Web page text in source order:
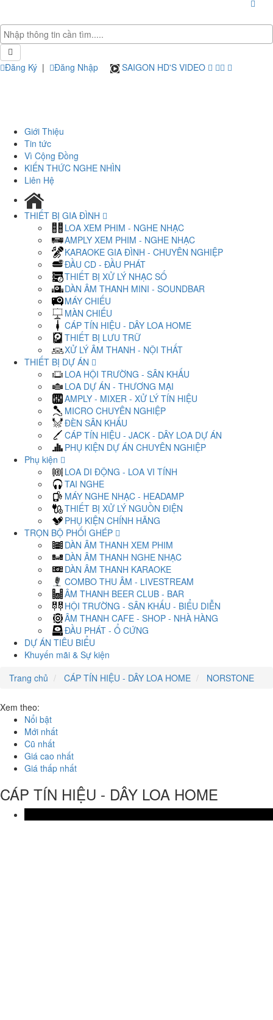
Đăng Ký | Đăng Nhập SAIGON HD'S VIDEO
Giới Thiệu
Tin tức
Vì Cộng Đồng
KIẾN THỨC NGHE NHÌN
Liên Hệ
THIẾT BỊ GIA ĐÌNH
LOA XEM PHIM - NGHE NHẠC
AMPLY XEM PHIM - NGHE NHẠC
KARAOKE GIA ĐÌNH - CHUYÊN NGHIỆP
ĐẦU CD - ĐẦU PHÁT
THIẾT BỊ XỬ LÝ NHẠC SỐ
DÀN ÂM THANH MINI - SOUNDBAR
MÁY CHIẾU
MÀN CHIẾU
CÁP TÍN HIỆU - DÂY LOA HOME
THIẾT BỊ LƯU TRỮ
XỬ LÝ ÂM THANH - NỘI THẤT
THIẾT BỊ DỰ ÁN
LOA HỘI TRƯỜNG - SÂN KHẤU
LOA DỰ ÁN - THƯƠNG MẠI
AMPLY - MIXER - XỬ LÝ TÍN HIỆU
MICRO CHUYÊN NGHIỆP
ĐÈN SÂN KHẤU
CÁP TÍN HIỆU - JACK - DÂY LOA DỰ ÁN
PHỤ KIỆN DỰ ÁN CHUYÊN NGHIỆP
Phụ kiện
LOA DI ĐỘNG - LOA VI TÍNH
TAI NGHE
MÁY NGHE NHẠC - HEADAMP
THIẾT BỊ XỬ LÝ NGUỒN ĐIỆN
PHỤ KIỆN CHÍNH HÃNG
TRỌN BỘ PHỐI GHÉP
DÀN ÂM THANH XEM PHIM
DÀN ÂM THANH NGHE NHẠC
DÀN ÂM THANH KARAOKE
COMBO THU ÂM - LIVESTREAM
ÂM THANH BEER CLUB - BAR
HỘI TRƯỜNG - SÂN KHẤU - BIỂU DIỄN
ÂM THANH CAFE - SHOP - NHÀ HÀNG
ĐẦU PHÁT - Ổ CỨNG
DỰ ÁN TIÊU BIỂU
Khuyến mãi & Sự kiện
Trang chủ
CÁP TÍN HIỆU - DÂY LOA HOME NORSTONE
Xem theo:
Nổi bật
Mới nhất
Cũ nhất
Giá cao nhất
Giá thấp nhất
CÁP TÍN HIỆU - DÂY LOA HOME